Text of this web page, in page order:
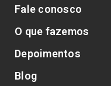
Fale conosco
O que fazemos
Depoimentos
Blog